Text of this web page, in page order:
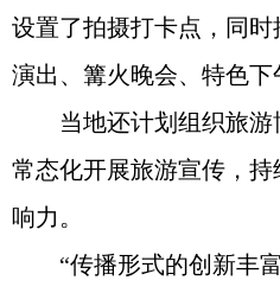
设置了拍摄打卡点，同
演出、篝火晚会、特色下
当地还计划组织旅
常态化开展旅游宣传，
响力。
“传播形式的创新丰